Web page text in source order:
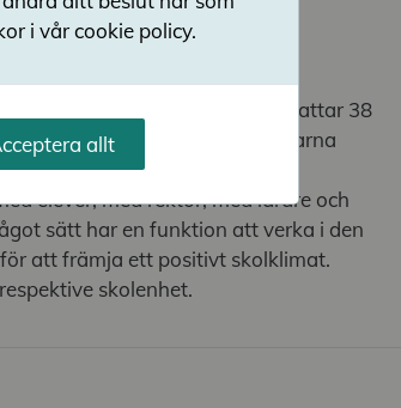
under hösten 2026 och omfattar 38
för att bedöma frågeställningarna
fysiska skolbesök med
elever, med rektor, med lärare och
sätt har en funktion att verka i den
att främja ett positivt skolklimat.
skolenhet.
i vår cookie policy.
allt